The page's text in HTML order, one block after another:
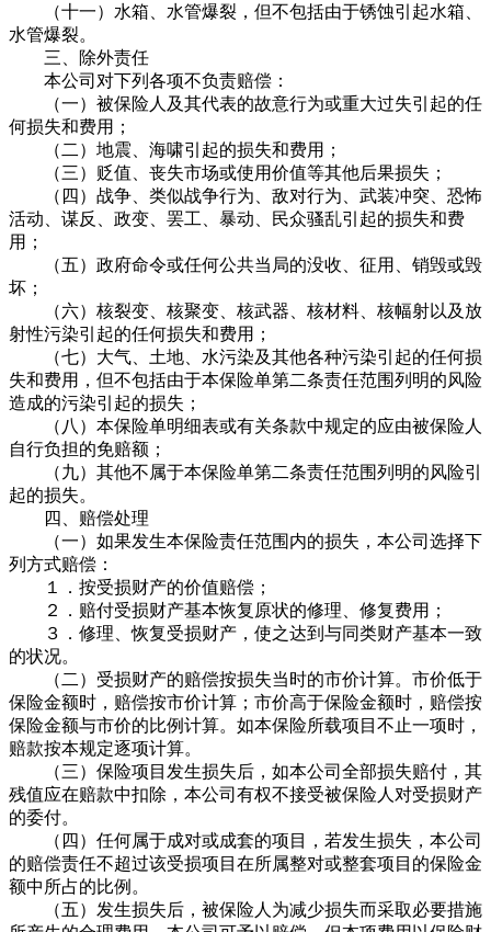
（十一）水箱、水管爆裂，但不包括由于锈蚀引起水箱、
水管爆裂。
三、除外责任
本公司对下列各项不负责赔偿：
（一）被保险人及其代表的故意行为或重大过失引起的任
何损失和费用；
（二）地震、海啸引起的损失和费用；
（三）贬值、丧失市场或使用价值等其他后果损失；
（四）战争、类似战争行为、敌对行为、武装冲突、恐怖
活动、谋反、政变、罢工、暴动、民众骚乱引起的损失和费
用；
（五）政府命令或任何公共当局的没收、征用、销毁或毁
坏；
（六）核裂变、核聚变、核武器、核材料、核幅射以及放
射性污染引起的任何损失和费用；
（七）大气、土地、水污染及其他各种污染引起的任何损
失和费用，但不包括由于本保险单第二条责任范围列明的风险
造成的污染引起的损失；
（八）本保险单明细表或有关条款中规定的应由被保险人
自行负担的免赔额；
（九）其他不属于本保险单第二条责任范围列明的风险引
起的损失。
四、赔偿处理
（一）如果发生本保险责任范围内的损失，本公司选择下
列方式赔偿：
１．按受损财产的价值赔偿；
２．赔付受损财产基本恢复原状的修理、修复费用；
３．修理、恢复受损财产，使之达到与同类财产基本一致
的状况。
（二）受损财产的赔偿按损失当时的市价计算。市价低于
保险金额时，赔偿按市价计算；市价高于保险金额时，赔偿按
保险金额与市价的比例计算。如本保险所载项目不止一项时，
赔款按本规定逐项计算。
（三）保险项目发生损失后，如本公司全部损失赔付，其
残值应在赔款中扣除，本公司有权不接受被保险人对受损财产
的委付。
（四）任何属于成对或成套的项目，若发生损失，本公司
的赔偿责任不超过该受损项目在所属整对或整套项目的保险金
额中所占的比例。
（五）发生损失后，被保险人为减少损失而采取必要措施